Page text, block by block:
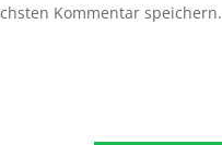
Kommentar speichern.